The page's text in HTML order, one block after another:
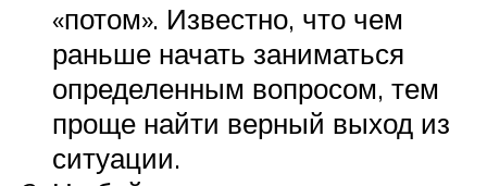
«потом». Известно, что чем
раньше начать заниматься
определенным вопросом, тем
проще найти верный выход из
ситуации.